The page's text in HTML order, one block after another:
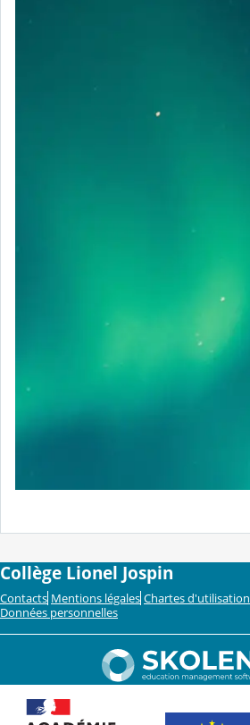
Collège Lionel Jospin
Contacts Mentions légales Chartes d'utilisation
Données personnelles